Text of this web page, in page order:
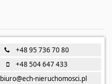
+48 95 736 70 80
+48 504 647 433
biuro@ech-nieruchomosci.pl